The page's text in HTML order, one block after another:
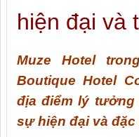
hiện đại và
Muze Hotel
Boutique Hotel
địa điểm lý
sự hiện đại và